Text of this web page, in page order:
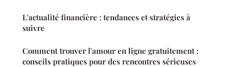
L'actualité financière : tendances et stratégies à
suivre
Comment trouver l'amour en ligne gratuitement :
conseils pratiques pour des rencontres sérieuses